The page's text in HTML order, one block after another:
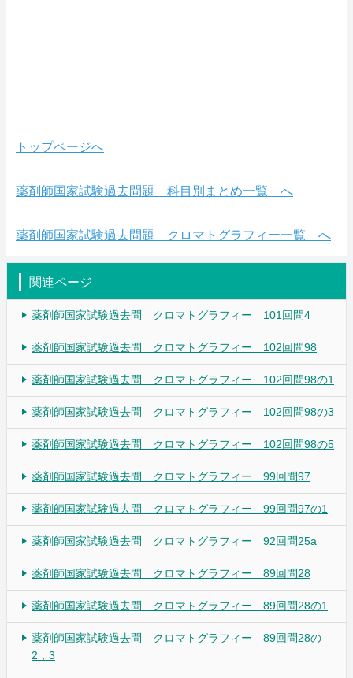
トップページへ
薬剤師国家試験過去問題 科目別まとめ一覧 へ
薬剤師国家試験過去問題 クロマトグラフィー一覧 へ
関連ページ
薬剤師国家試験過去問 クロマトグラフィー 101回問4
薬剤師国家試験過去問 クロマトグラフィー 102回問98
薬剤師国家試験過去問 クロマトグラフィー 102回問98の1
薬剤師国家試験過去問 クロマトグラフィー 102回問98の3
薬剤師国家試験過去問 クロマトグラフィー 102回問98の5
薬剤師国家試験過去問 クロマトグラフィー 99回問97
薬剤師国家試験過去問 クロマトグラフィー 99回問97の1
薬剤師国家試験過去問 クロマトグラフィー 92回問25a
薬剤師国家試験過去問 クロマトグラフィー 89回問28
薬剤師国家試験過去問 クロマトグラフィー 89回問28の1
薬剤師国家試験過去問 クロマトグラフィー 89回問28の
2，3